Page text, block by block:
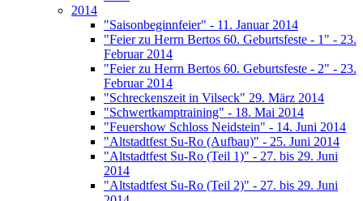
2014
"Saisonbeginnfeier" - 11. Januar 2014
"Feier zu Herrn Bertos 60. Geburtsfeste - 1" - 23.
Februar 2014
"Feier zu Herrn Bertos 60. Geburtsfeste - 2" - 23.
Februar 2014
"Schreckenszeit in Vilseck" 29. März 2014
"Schwertkamptraining" - 18. Mai 2014
"Feuershow Schloss Neidstein" - 14. Juni 2014
"Altstadtfest Su-Ro (Aufbau)" - 25. Juni 2014
"Altstadtfest Su-Ro (Teil 1)" - 27. bis 29. Juni
2014
"Altstadtfest Su-Ro (Teil 2)" - 27. bis 29. Juni